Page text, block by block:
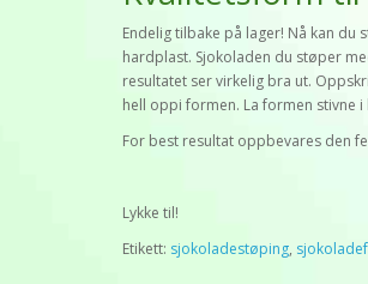
Endelig tilbake på lager! Nå kan
hardplast. Sjokoladen du støper
resultatet ser virkelig bra ut.
hell oppi formen. La formen stivne
For best resultat oppbevares den
Lykke til!
Etikett: sjokoladestøping,